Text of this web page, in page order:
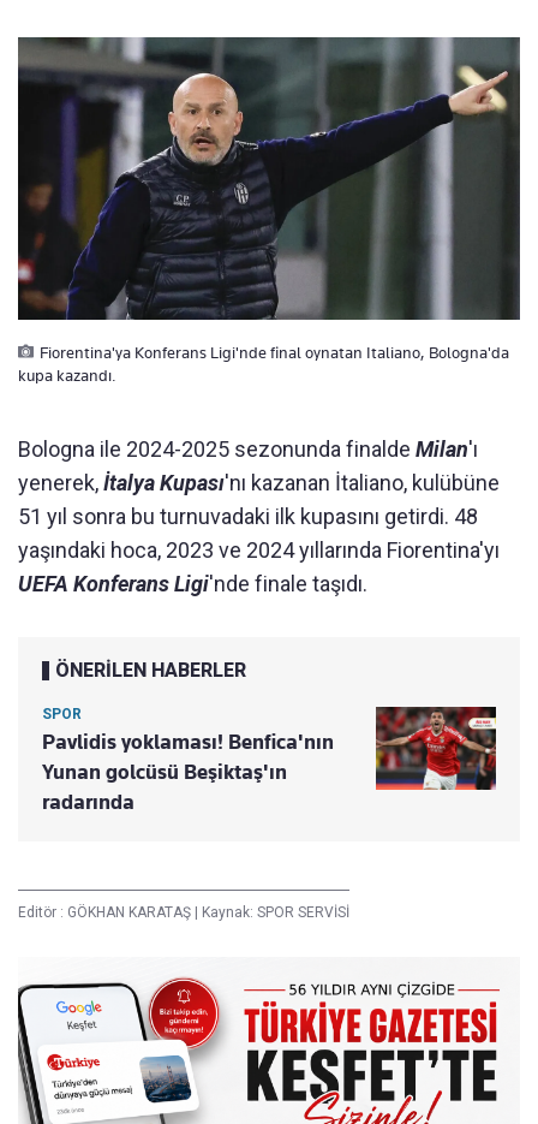
Fiorentina'ya Konferans Ligi'nde final oynatan Italiano, Bologna'da
kupa kazandı.
Bologna ile 2024-2025 sezonunda finalde Milan'ı
yenerek,İtalya Kupası'nı kazanan İtaliano, kulübüne
51 yıl sonra bu turnuvadaki ilk kupasını getirdi. 48
yaşındaki hoca, 2023 ve 2024 yıllarında Fiorentina'yı
UEFA Konferans Ligi'nde finale taşıdı.
ÖNERİLEN HABERLER
SPOR
Pavlidis yoklaması! Benfica'nın
Yunan golcüsü Beşiktaş'ın
radarında
Editör : GÖKHAN KARATAŞ Kaynak: SPOR SERVİSİ